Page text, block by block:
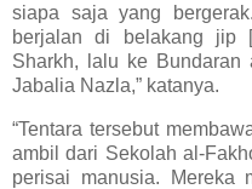
siapa saja yang
berjalan di belakang jip
Sharkh, lalu ke Bundaran
Jabalia Nazla,” katanya.
“Tentara tersebut
ambil dari Sekolah al-
perisai manusia. Mereka